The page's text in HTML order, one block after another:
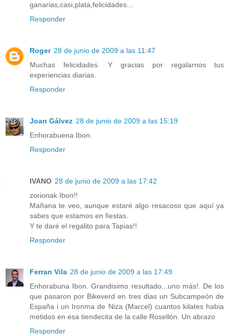
ganarias,casi,plata,felicidades...
Responder
Roger 28 de junio de 2009 a las 11:47
Muchas felicidades. Y gracias por regalarnos tus
experiencias diarias.
Responder
Joan Gálvez 28 de junio de 2009 a las 15:19
Enhorabuena Ibon.
Responder
IVANO 28 de junio de 2009 a las 17:42
zorionak Ibon!!
Mañana te veo, aunque estaré algo resacoso que aquí ya
sabes que estamos en fiestas.
Y te daré el regalito para Tapias!!
Responder
Ferran Vila 28 de junio de 2009 a las 17:49
Enhorabuna Ibon. Grandisimo resultado...uno más!. De los
que pasaron por Bikeverd en tres dias un Subcampeón de
España i un Ironma de Niza (Marcel) cuantos kilates habia
metidos en esa tiendecita de la calle Rosellón. Un abrazo
Responder